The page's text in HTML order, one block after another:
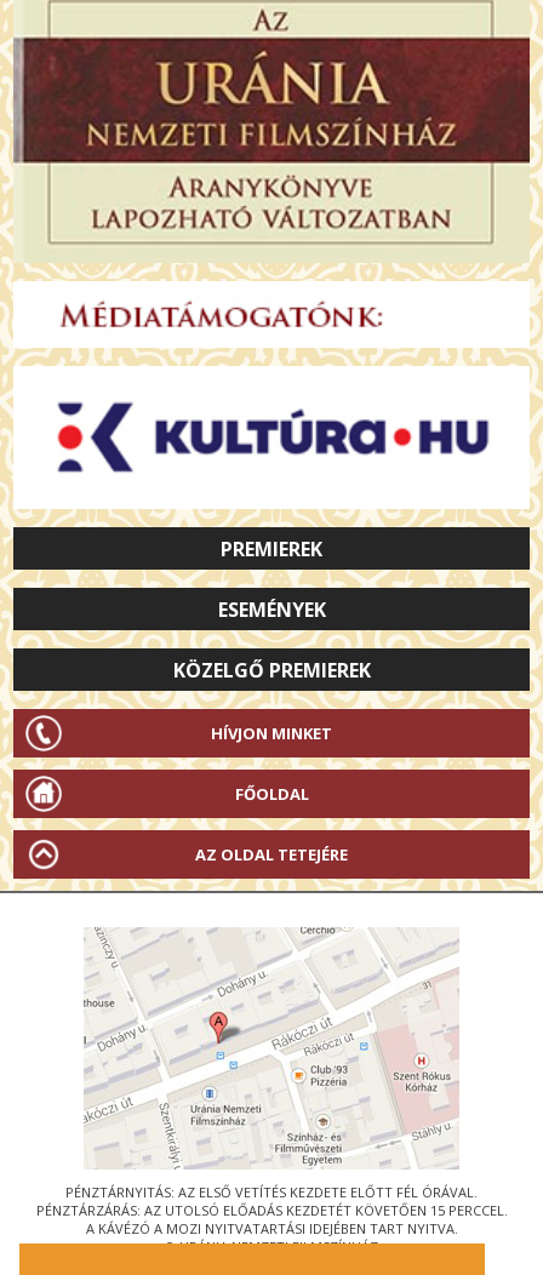
PREMIEREK
ESEMÉNYEK
KÖZELGŐ PREMIEREK
HÍVJON MINKET
FŐOLDAL
AZ OLDAL TETEJÉRE
PÉNZTÁRNYITÁS: AZ ELSŐ VETÍTÉS KEZDETE ELŐTT FÉL ÓRÁVAL.
PÉNZTÁRZÁRÁS: AZ UTOLSÓ ELŐADÁS KEZDETÉT KÖVETŐEN 15 PERCCEL.
A KÁVÉZÓ A MOZI NYITVATARTÁSI IDEJÉBEN TART NYITVA.
© URÁNIA NEMZETI FILMSZÍNHÁZ